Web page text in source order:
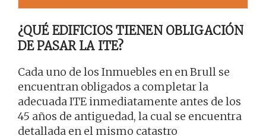
¿QUÉ EDIFICIOS TIENEN OBLIGACIÓN
DE PASAR LA ITE?
Cada uno de los Inmuebles en en Brull se
encuentran obligados a completar la
adecuada ITE inmediatamente antes de los
45 años de antiguedad, la cual se encuentra
detallada en el mismo catastro